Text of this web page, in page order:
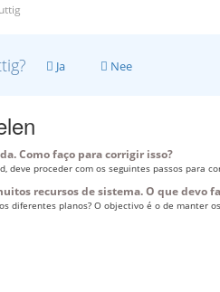
Ja Nee
Como faço para corrigir isso?
deve proceder com os seguintes passos para
recursos de sistema. O que devo
diferentes planos? O objectivo é o de manter